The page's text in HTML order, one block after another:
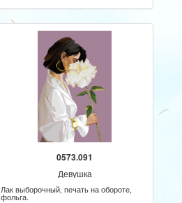
0573.091
Девушка
Лак выборочный, печать на обороте,
фольга.